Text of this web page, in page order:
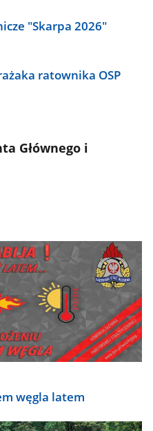
"Skarpa 2026"
ratownika OSP
Głównego i
węgla latem